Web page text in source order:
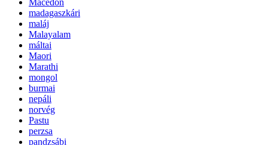
Macedón
madagaszkári
maláj
Malayalam
máltai
Maori
Marathi
mongol
burmai
nepáli
norvég
Pastu
perzsa
pandzsábi